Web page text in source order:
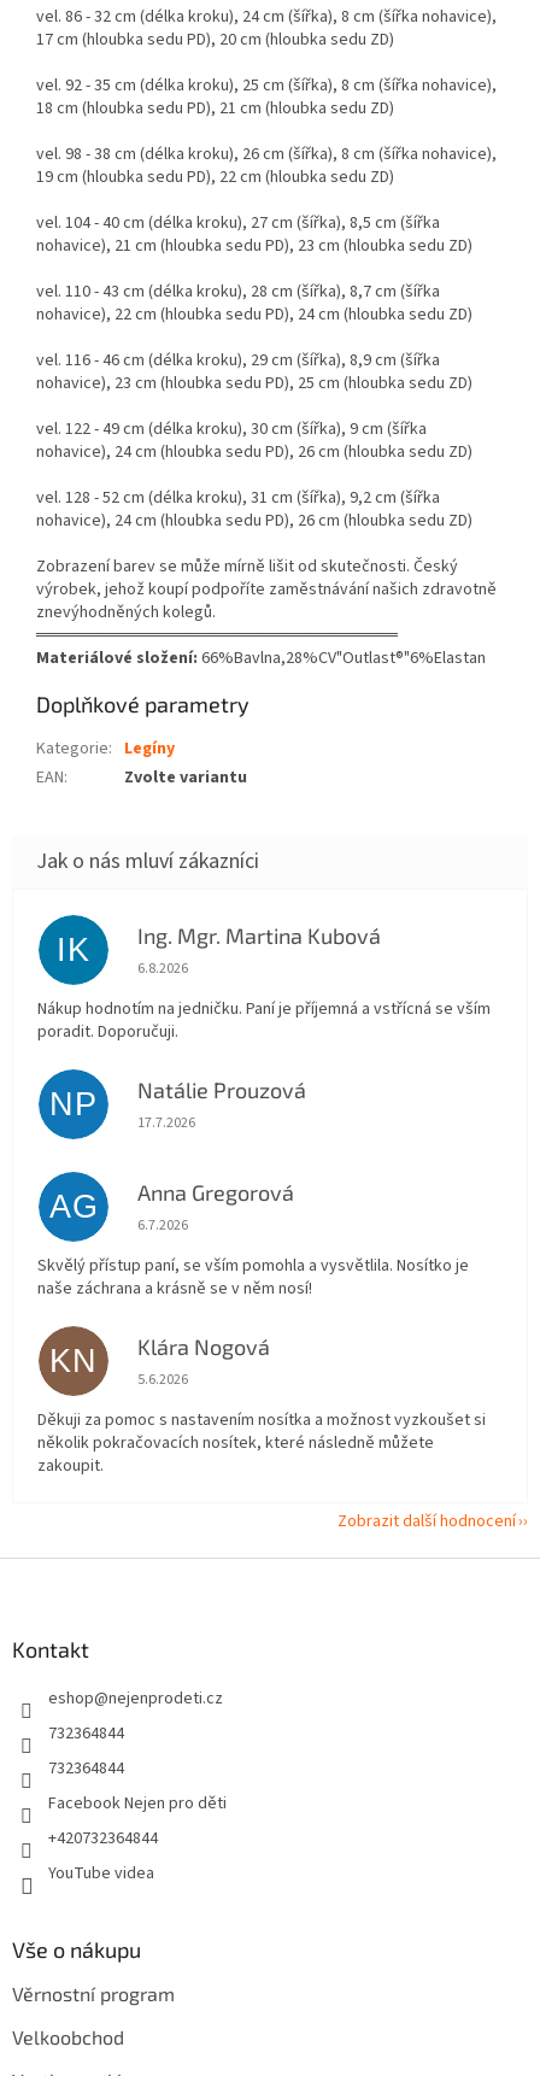
vel. 86 - 32 cm (délka kroku), 24 cm (šířka), 8 cm (šířka nohavice),
17 cm (hloubka sedu PD), 20 cm (hloubka sedu ZD)
vel. 92 - 35 cm (délka kroku), 25 cm (šířka), 8 cm (šířka nohavice),
18 cm (hloubka sedu PD), 21 cm (hloubka sedu ZD)
vel. 98 - 38 cm (délka kroku), 26 cm (šířka), 8 cm (šířka nohavice),
19 cm (hloubka sedu PD), 22 cm (hloubka sedu ZD)
vel. 104 - 40 cm (délka kroku), 27 cm (šířka), 8,5 cm (šířka
nohavice), 21 cm (hloubka sedu PD), 23 cm (hloubka sedu ZD)
vel. 110 - 43 cm (délka kroku), 28 cm (šířka), 8,7 cm (šířka
nohavice), 22 cm (hloubka sedu PD), 24 cm (hloubka sedu ZD)
vel. 116 - 46 cm (délka kroku), 29 cm (šířka), 8,9 cm (šířka
nohavice), 23 cm (hloubka sedu PD), 25 cm (hloubka sedu ZD)
vel. 122 - 49 cm (délka kroku), 30 cm (šířka), 9 cm (šířka
nohavice), 24 cm (hloubka sedu PD), 26 cm (hloubka sedu ZD)
vel. 128 - 52 cm (délka kroku), 31 cm (šířka), 9,2 cm (šířka
nohavice), 24 cm (hloubka sedu PD), 26 cm (hloubka sedu ZD)
Zobrazení barev se může mírně lišit od skutečnosti. Český
výrobek, jehož koupí podpoříte zaměstnávání našich zdravotně
znevýhodněných kolegů.
══════════════════════════════
Materiálové složení: 66%Bavlna,28%CV"Outlast®"6%Elastan
Doplňkové parametry
Kategorie: Legíny
EAN: Zvolte variantu
IK Ing. Mgr. Martina Kubová
Hodnocení obchodu je 5 z 5 hvězdiček.
6.8.2026
Nákup hodnotím na jedničku. Paní je příjemná a vstřícná se vším
poradit. Doporučuji.
NP Natálie Prouzová
Hodnocení obchodu je 5 z 5 hvězdiček.
17.7.2026
AG Anna Gregorová
Hodnocení obchodu je 5 z 5 hvězdiček.
6.7.2026
Skvělý přístup paní, se vším pomohla a vysvětlila. Nosítko je
naše záchrana a krásně se v něm nosí!
KN Klára Nogová
Hodnocení obchodu je 5 z 5 hvězdiček.
5.6.2026
Děkuji za pomoc s nastavením nosítka a možnost vyzkoušet si
několik pokračovacích nosítek, které následně můžete
zakoupit.
Zobrazit další hodnocení
Kontakt
eshop@nejenprodeti.cz
732364844
732364844
Facebook Nejen pro děti
+420732364844
YouTube videa
Vše o nákupu
Věrnostní program
Velkoobchod